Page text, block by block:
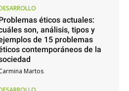
éticos actuales:
son, análisis, tipos y
de 15 problemas
contemporáneos de la
Martos